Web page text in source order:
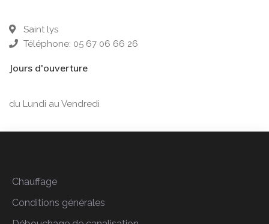
Saint lys
Téléphone: 05 67 06 66 26
Jours d'ouverture
du Lundi au Vendredi
Chauffage
Conditions générales